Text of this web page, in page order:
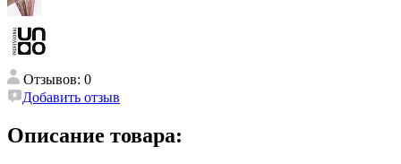
Отзывов: 0
Добавить отзыв
Описание товара: